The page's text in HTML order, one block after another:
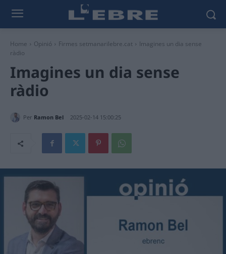
Home Opinió Firmes setmanarilebre.cat
Imagines un dia sense
ràdio
Imagines un dia sense
ràdio
Per Ramon Bel 2025-02-14 15:00:25